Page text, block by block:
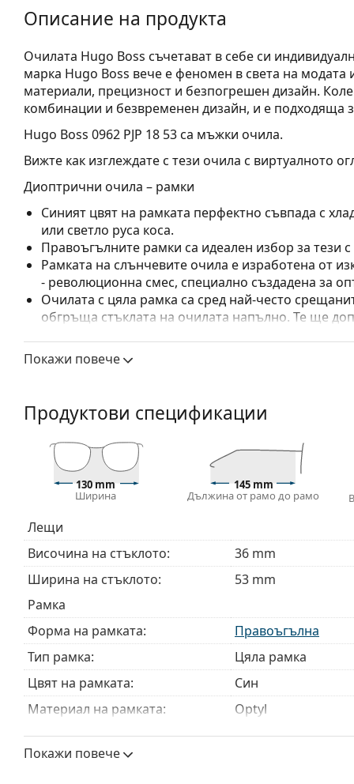
Описание на продукта
Oчилата Hugo Boss съчетават в себе си
марка Hugo Boss вече е феномен в света на модата
материали, прецизност и безпогрешен дизайн.
комбинации и безвременен дизайн, и е подходяща
Hugo Boss 0962 PJP 18 53са мъжки очила.
Вижте как изглеждате с тези очила с виртуалното
Диоптрични очила – рамки
Синият цвят на рамката перфектно съвпада с
или светло руса коса.
Правоъгълните рамки са идеален избор за тези
Рамката на слънчевите очила е изработена от
- революционна смес, специално създадена за
Очилата с цяла рамка са сред най-често
обгръща стъклата на очилата напълно. Те ще
за всички лещи, включително тези с по-висока
което осигурява по-висок комфорт при носене.
правилна форма по-дълго.
Аксесоари
Доставяме диоптричните очила в оригиналния
или торбичката и дизайнът могат да варират.
Кърпичката за почистване, доставяна с
модели могат да бъдат доставяни с торбичка от
Разгледайте пълната ни гама
очила, за да намерите
ръководство за очила, ако имате нужда от помощ с
Покажи повече
Продуктови спецификации
130 mm
Ширина
145 mm
Дължина от рамо до рамо
Лещи
Височина на стъклото:
36 mm
Ширина на стъклото:
53 mm
Рамка
Форма на рамката:
Правоъгълна
Тип рамка:
Цяла рамка
Цвят на рамката:
Син
Материал на рамката:
Optyl
Размер:
M
Ширина:
Покажи повече